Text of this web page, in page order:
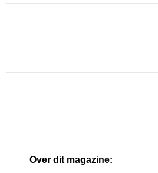
Over dit magazine: